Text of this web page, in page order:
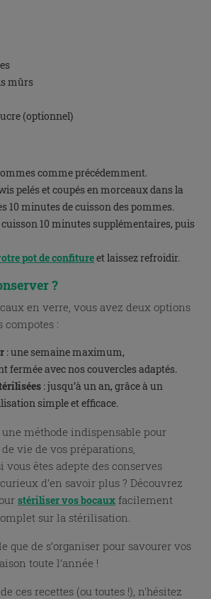
mûrs
(optionnel)
comme précédemment.
pelés et coupés en morceaux dans la
10 minutes de cuisson des pommes.
10 minutes supplémentaires, puis
pot de confitureet laissez refroidir.
?
en verre, vous avez deux options
compotes :
: une semaine maximum,
fermée avec nos couvercles adaptés.
: jusqu’à un an, grâce à un
simple et efficace.
méthode indispensable pour
vie de vos préparations,
êtes adepte des conserves
d’en savoir plus ? Découvrez
stériliser vos bocaux facilement
sur la stérilisation.
que de s’organiser pour savourer vos
toute l’année !
ces recettes (ou toutes !), n'hésitez